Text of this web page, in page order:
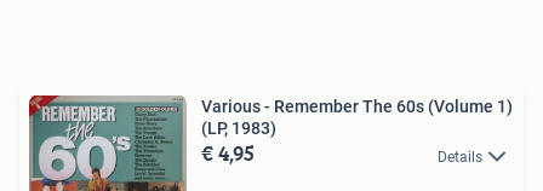
Various - Remember The 60s (Volume 1)
(LP, 1983)
€ 4,95 Details